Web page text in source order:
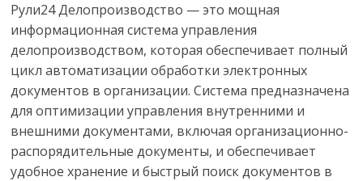
Рули24 Делопроизводство — это мощная
информационная система управления
делопроизводством, которая обеспечивает полный
цикл автоматизации обработки электронных
документов в организации. Система предназначена
для оптимизации управления внутренними и
внешними документами, включая организационно-
распорядительные документы, и обеспечивает
удобное хранение и быстрый поиск документов в